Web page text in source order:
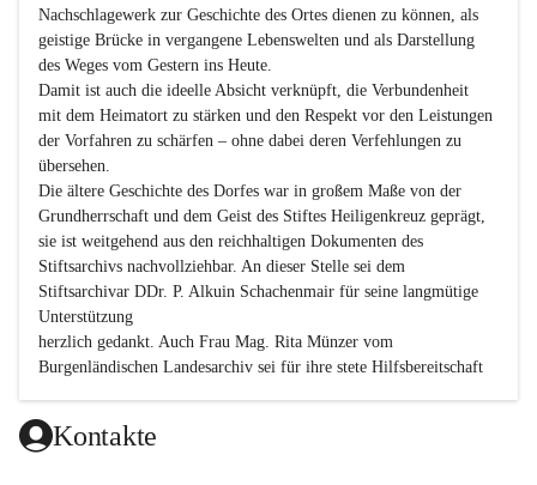
Nachschlagewerk zur Geschichte des Ortes dienen zu können, als
geistige Brücke in vergangene Lebenswelten und als Darstellung
des Weges vom Gestern ins Heute.
Damit ist auch die ideelle Absicht verknüpft, die Verbundenheit
mit dem Heimatort zu stärken und den Respekt vor den Leistungen
der Vorfahren zu schärfen – ohne dabei deren Verfehlungen zu
übersehen.
Die ältere Geschichte des Dorfes war in großem Maße von der
Grundherrschaft und dem Geist des Stiftes Heiligenkreuz geprägt,
sie ist weitgehend aus den reichhaltigen Dokumenten des
Stiftsarchivs nachvollziehbar. An dieser Stelle sei dem
Stiftsarchivar DDr. P. Alkuin Schachenmair für seine langmütige
Unterstützung
herzlich gedankt. Auch Frau Mag. Rita Münzer vom
Burgenländischen Landesarchiv sei für ihre stete Hilfsbereitschaft
Dank gilt den Textautoren dieser Chronik, dem kleinen
Redaktionsteam, für die gute Zusammenarbeit.
Kontakte